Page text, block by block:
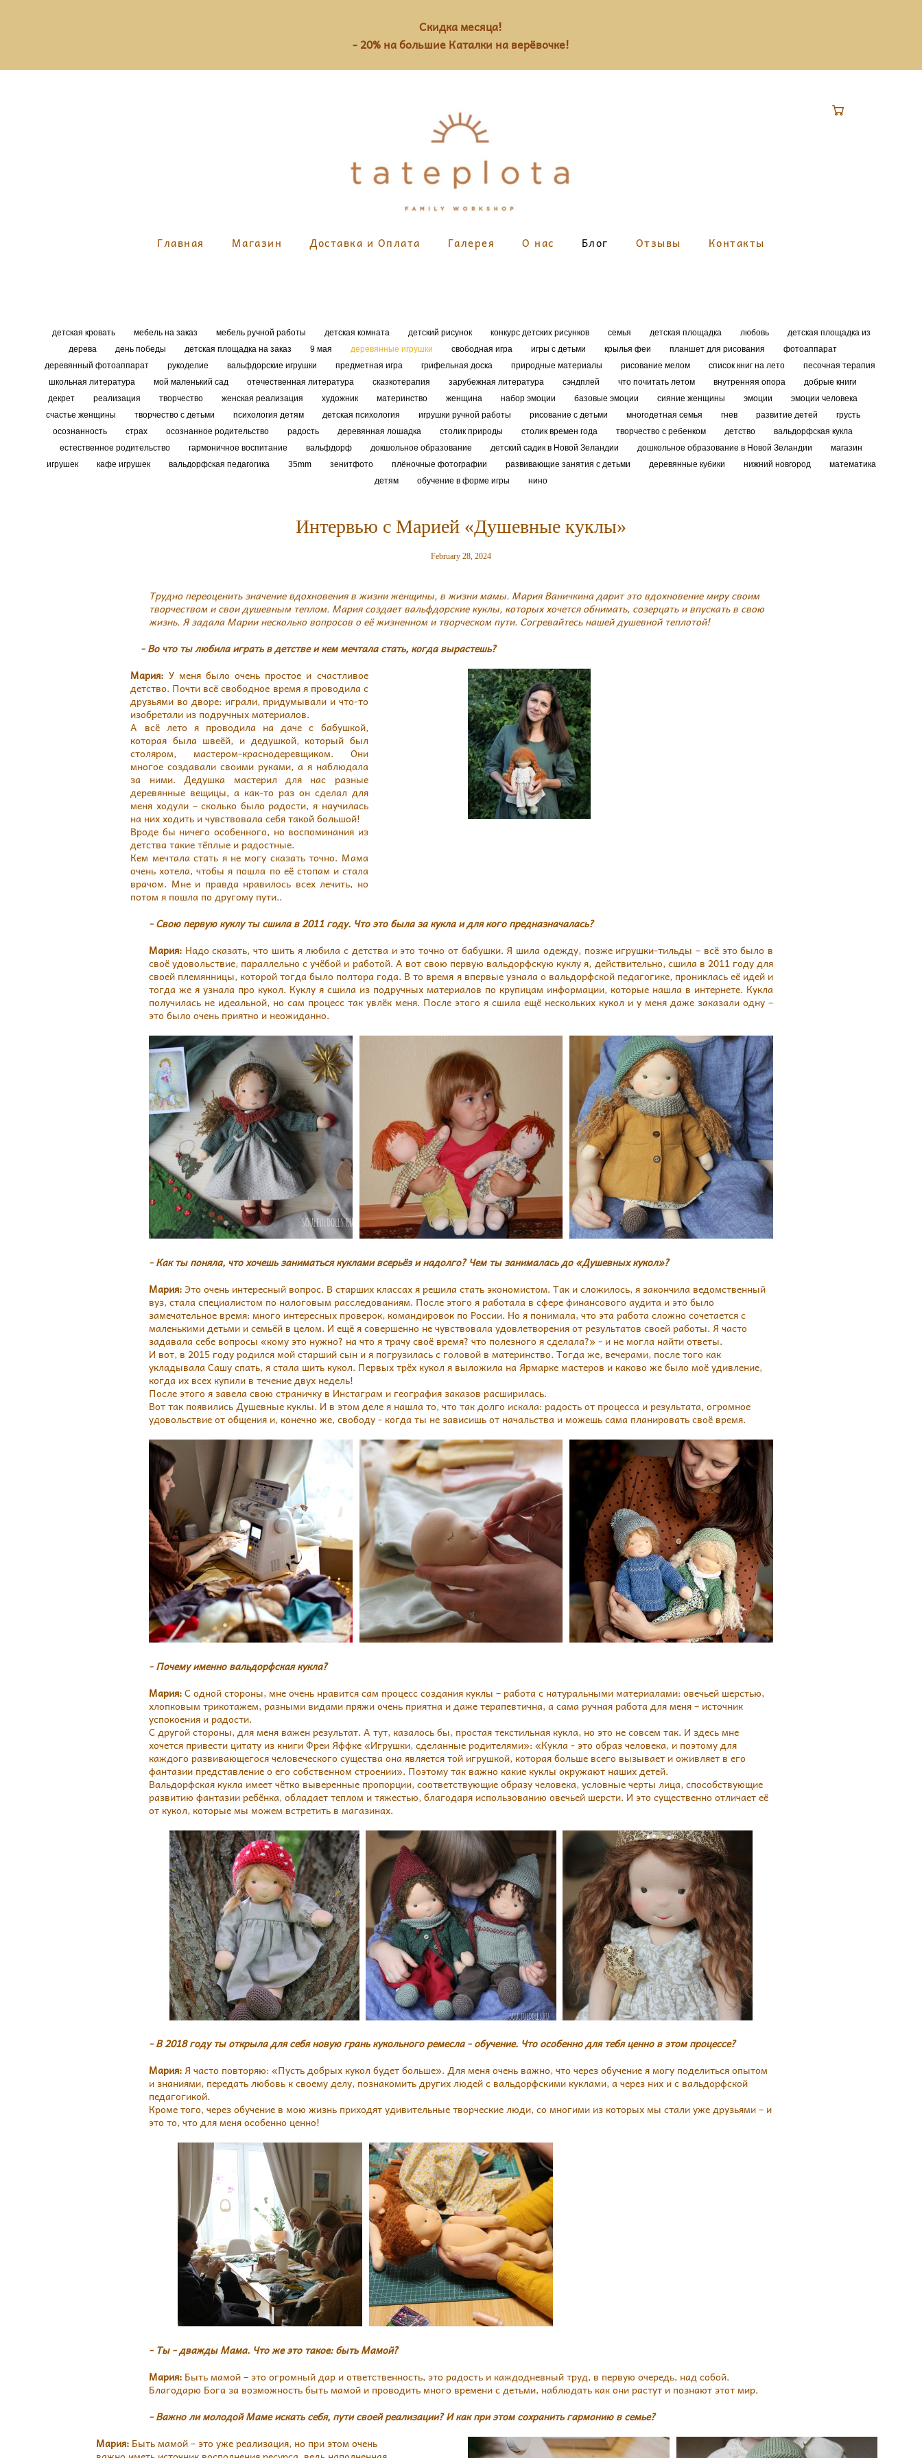
Скидка месяца!
- 20% на большие Каталки на верёвочке!
Главная Магазин Доставка и Оплата Галерея О нас Блог Отзывы Контакты
детская кровать мебель на заказ мебель ручной работы детская комната детский рисунок конкурс детских рисунков семья детская площадка любовь
детская площадка из
дерева
день победы детская площадка на заказ 9 мая деревянные игрушки свободная игра игры с детьми крылья феи планшет для рисования
фотоаппарат
деревянный фотоаппарат
рукоделие вальфдорские игрушки предметная игра грифельная доска природные материалы рисование мелом список книг на лето
песочная терапия
школьная литература
мой маленький сад отечественная литература сказкотерапия зарубежная литература сэндплей что почитать летом внутренняя опора
добрые книги
декрет
реализация творчество женская реализация художник материнство женщина набор эмоции базовые эмоции сияние женщины эмоции
эмоции человека
счастье женщины
творчество с детьми психология детям детская психология игрушки ручной работы рисование с детьми многодетная семья гнев развитие детей
грусть
осознанность
страх осознанное родительство радость деревянная лошадка столик природы столик времен года творчество с ребенком детство
вальдорфская кукла
естественное родительство
гармоничное воспитание вальфдорф докшольное образование детский садик в Новой Зеландии дошкольное образование в Новой Зеландии
магазин
игрушек
кафе игрушек вальдорфская педагогика 35mm зенитфото плёночные фотографии развивающие занятия с детьми деревянные кубики нижний новгород
математика
детям
обучение в форме игры нино
Интервью с Марией «Душевные куклы»
February 28, 2024
Трудно переоценить значение вдохновения в жизни женщины, в жизни мамы. Мария Ваничкина дарит это вдохновение миру своим
творчеством и свои душевным теплом. Мария создает вальфдорские куклы, которых хочется обнимать, созерцать и впускать в свою
жизнь. Я задала Марии несколько вопросов о её жизненном и творческом пути. Согревайтесь нашей душевной теплотой!
- Во что ты любила играть в детстве и кем мечтала стать, когда вырастешь?
Мария: У меня было очень простое и счастливое
детство. Почти всё свободное время я проводила с
друзьями во дворе: играли, придумывали и что-то
изобретали из подручных материалов.
А всё лето я проводила на даче с бабушкой,
которая была швеёй, и дедушкой, который был
столяром, мастером-краснодеревщиком. Они
многое создавали своими руками, а я наблюдала
за ними. Дедушка мастерил для нас разные
деревянные вещицы, а как-то раз он сделал для
меня ходули – сколько было радости, я научилась
на них ходить и чувствовала себя такой большой!
Вроде бы ничего особенного, но воспоминания из
детства такие тёплые и радостные.
Кем мечтала стать я не могу сказать точно. Мама
очень хотела, чтобы я пошла по её стопам и стала
врачом. Мне и правда нравилось всех лечить, но
потом я пошла по другому пути..
- Свою первую куклу ты сшила в 2011 году. Что это была за кукла и для кого предназначалась?
Мария:Надо сказать, что шить я любила с детства и это точно от бабушки. Я шила одежду, позже игрушки-тильды – всё это было в
своё удовольствие, параллельно с учёбой и работой. А вот свою первую вальдорфскую куклу я, действительно, сшила в 2011 году для
своей племянницы, которой тогда было полтора года. В то время я впервые узнала о вальдорфской педагогике, прониклась её идей и
тогда же я узнала про кукол. Куклу я сшила из подручных материалов по крупицам информации, которые нашла в интернете. Кукла
получилась не идеальной, но сам процесс так увлёк меня. После этого я сшила ещё нескольких кукол и у меня даже заказали одну –
это было очень приятно и неожиданно.
- Как ты поняла, что хочешь заниматься куклами всерьёз и надолго? Чем ты занималась до «Душевных кукол»?
Мария:Это очень интересный вопрос. В старших классах я решила стать экономистом. Так и сложилось, я закончила ведомственный
вуз, стала специалистом по налоговым расследованиям. После этого я работала в сфере финансового аудита и это было
замечательное время: много интересных проверок, командировок по России. Но я понимала, что эта работа сложно сочетается с
маленькими детьми и семьёй в целом. И ещё я совершенно не чувствовала удовлетворения от результатов своей работы. Я часто
задавала себе вопросы «кому это нужно? на что я трачу своё время? что полезного я сделала?» - и не могла найти ответы.
И вот, в 2015 году родился мой старший сын и я погрузилась с головой в материнство. Тогда же, вечерами, после того как
укладывала Сашу спать, я стала шить кукол. Первых трёх кукол я выложила на Ярмарке мастеров и каково же было моё удивление,
когда их всех купили в течение двух недель!
После этого я завела свою страничку в Инстаграм и география заказов расширилась.
Вот так появились Душевные куклы. И в этом деле я нашла то, что так долго искала: радость от процесса и результата, огромное
удовольствие от общения и, конечно же, свободу - когда ты не зависишь от начальства и можешь сама планировать своё время.
- Почему именно вальдорфская кукла?
Мария:С одной стороны, мне очень нравится сам процесс создания куклы – работа с натуральными материалами: овечьей шерстью,
хлопковым трикотажем, разными видами пряжи очень приятна и даже терапевтична, а сама ручная работа для меня – источник
успокоения и радости.
С другой стороны, для меня важен результат. А тут, казалось бы, простая текстильная кукла, но это не совсем так. И здесь мне
хочется привести цитату из книги Фреи Яффке «Игрушки, сделанные родителями»: «Кукла - это образ человека, и поэтому для
каждого развивающегося человеческого существа она является той игрушкой, которая больше всего вызывает и оживляет в его
фантазии представление о его собственном строении». Поэтому так важно какие куклы окружают наших детей.
Вальдорфская кукла имеет чётко выверенные пропорции, соответствующие образу человека, условные черты лица, способствующие
развитию фантазии ребёнка, обладает теплом и тяжестью, благодаря использованию овечьей шерсти. И это существенно отличает её
от кукол, которые мы можем встретить в магазинах.
- В 2018 году ты открыла для себя новую грань кукольного ремесла - обучение. Что особенно для тебя ценно в этом процессе?
Мария:Я часто повторяю: «Пусть добрых кукол будет больше». Для меня очень важно, что через обучение я могу поделиться опытом
и знаниями, передать любовь к своему делу, познакомить других людей с вальдорфскими куклами, а через них и с вальдорфской
педагогикой.
Кроме того, через обучение в мою жизнь приходят удивительные творческие люди, со многими из которых мы стали уже друзьями – и
это то, что для меня особенно ценно!
- Ты - дважды Мама. Что же это такое: быть Мамой?
Мария:Быть мамой – это огромный дар и ответственность, это радость и каждодневный труд, в первую очередь, над собой.
Благодарю Бога за возможность быть мамой и проводить много времени с детьми, наблюдать как они растут и познают этот мир.
- Важно ли молодой Маме искать себя, пути своей реализации? И как при этом сохранить гармонию в семье?
Мария: Быть мамой – это уже реализация, но при этом очень